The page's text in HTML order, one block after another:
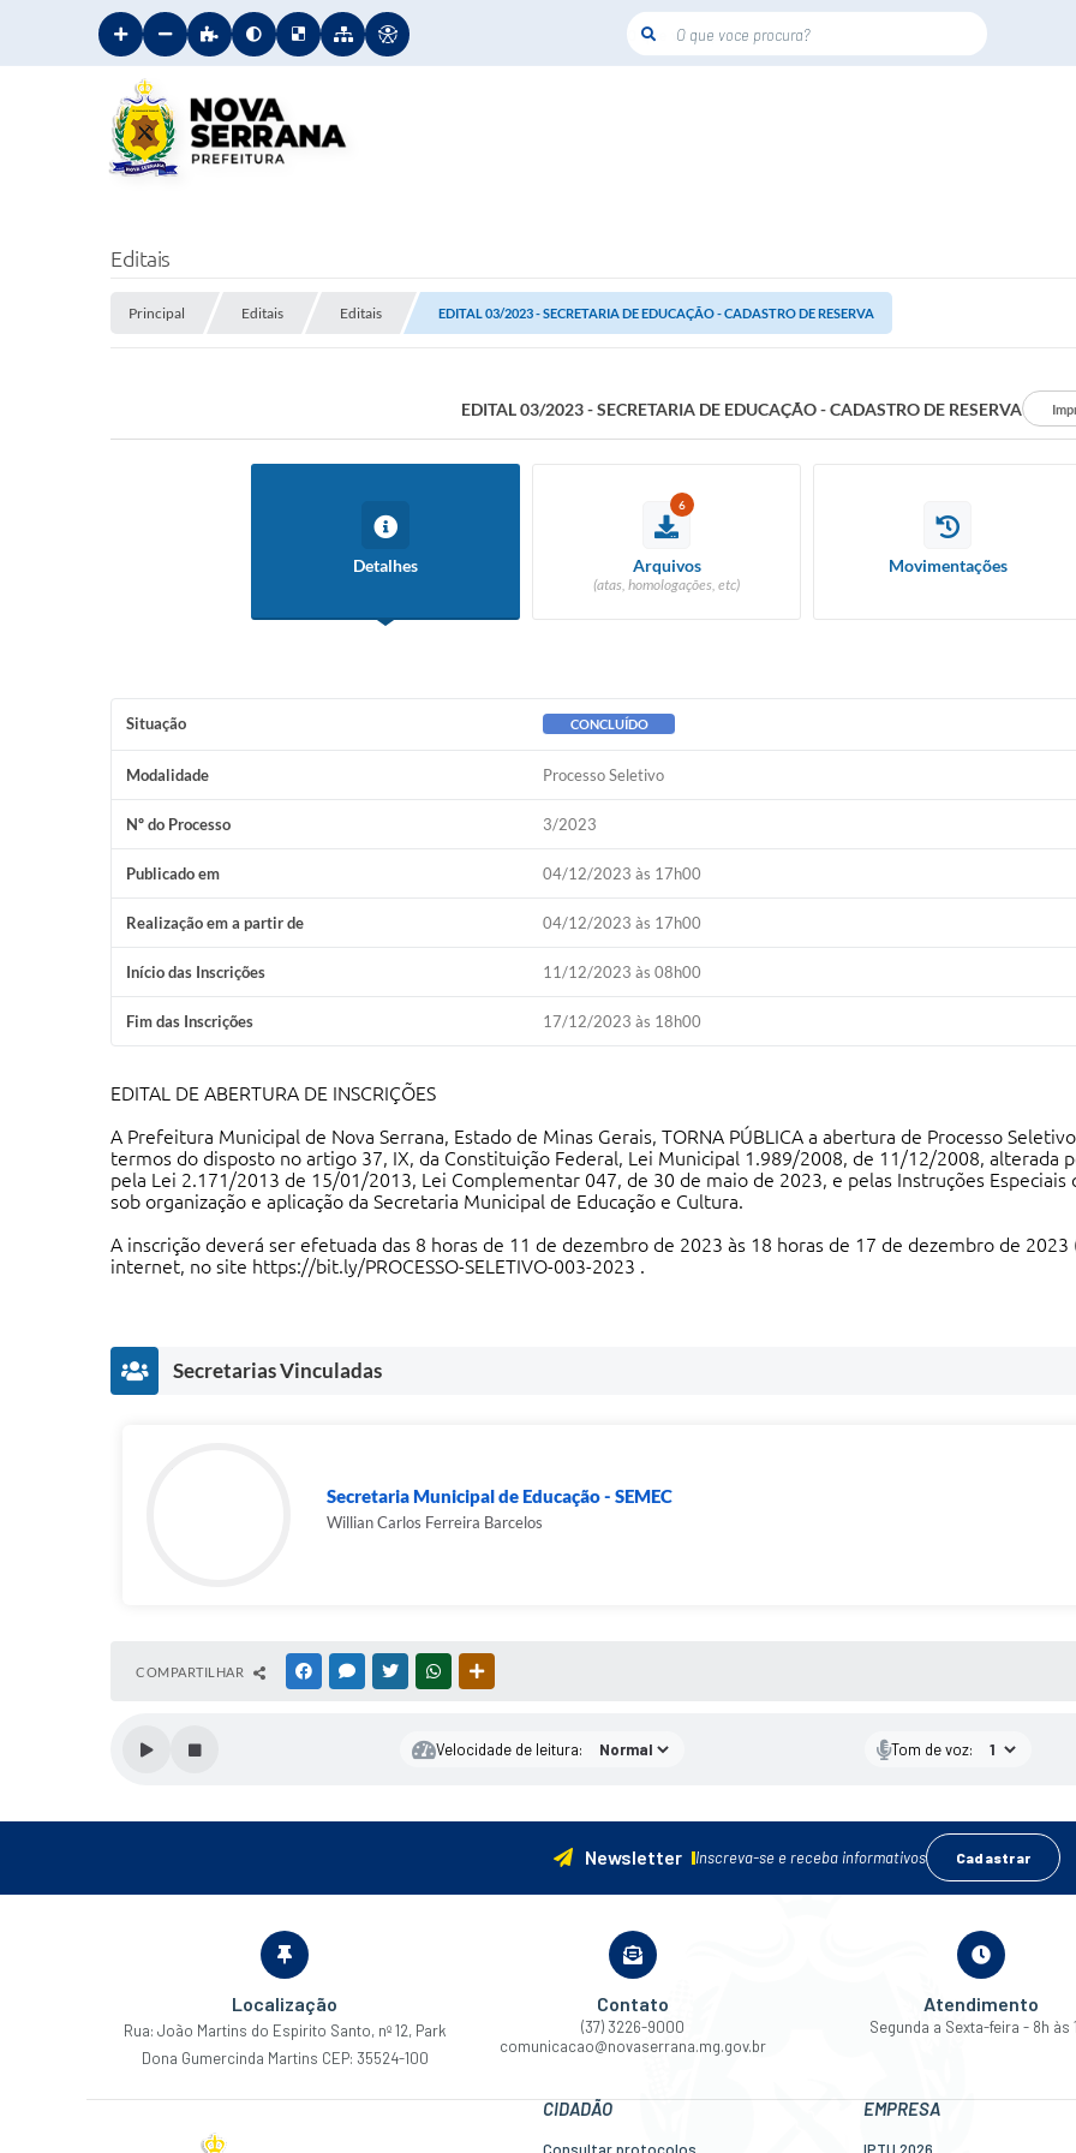
O que voce procura?
Editais
Principal Editais Editais EDITAL 03/2023 - SECRETARIA DE EDUCAÇÃO - CADASTRO DE RESERVA
EDITAL 03/2023 - SECRETARIA DE EDUCAÇÃO - CADASTRO DE RESERVA
Detalhes
6
Arquivos
(atas, homologações, etc)
Movimentações
Situação CONCLUÍDO
Modalidade Processo Seletivo
Nº do Processo 3/2023
Publicado em 04/12/2023 às 17h00
Realização em a partir de 04/12/2023 às 17h00
Início das Inscrições 11/12/2023 às 08h00
Fim das Inscrições 17/12/2023 às 18h00
EDITAL DE ABERTURA DE INSCRIÇÕES
A Prefeitura Municipal de Nova Serrana, Estado de Minas Gerais, TORNA PÚBLICA a abertura de Processo
termos do disposto no artigo 37, IX, da Constituição Federal, Lei Municipal 1.989/2008, de 11/12/2008, alterada
pela Lei 2.171/2013 de 15/01/2013, Lei Complementar 047, de 30 de maio de 2023, e pelas Instruções
sob organização e aplicação da Secretaria Municipal de Educação e Cultura.
A inscrição deverá ser efetuada das 8 horas de 11 de dezembro de 2023 às 18 horas de 17 de dezembro de
internet, no site https://bit.ly/PROCESSO-SELETIVO-003-2023 .
Secretarias Vinculadas
Secretaria Municipal de Educação - SEMEC
Willian Carlos Ferreira Barcelos
COMPARTILHAR FACEBOOKMESSENGER
TWITTERWHATSAPP
Velocidade de leitura: Tom de voz:
Newsletter Inscreva-se e receba informativos Cadastrar
Localização
Rua: João Martins do Espirito Santo, nº 12, Park
Dona Gumercinda Martins CEP: 35524-100
Contato
(37) 3226-9000
comunicacao@novaserrana.mg.gov.br
Atendimento
Segunda a Sexta-feira - 8h às
CIDADÃO EMPRESA